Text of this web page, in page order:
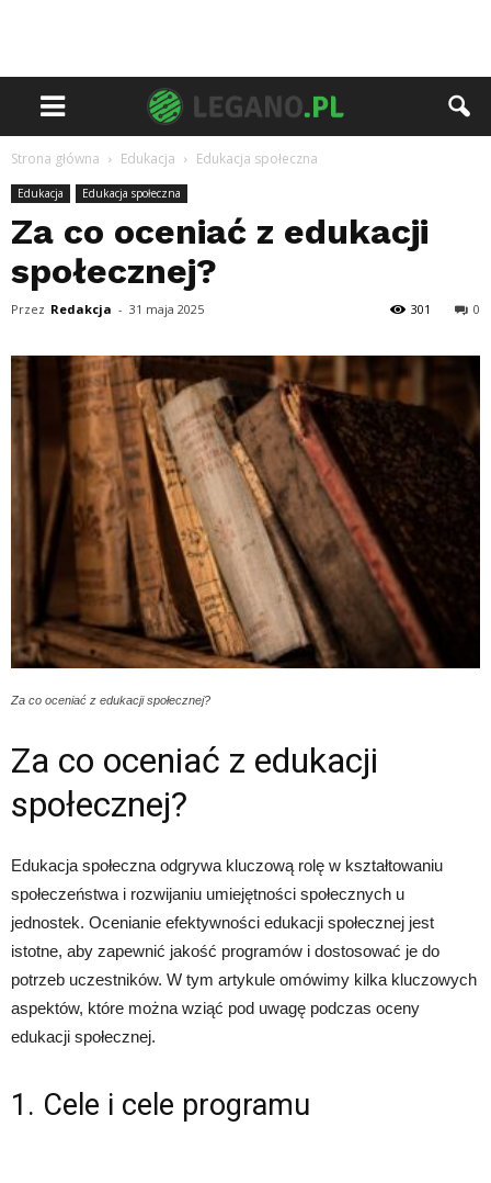
Strona główna Edukacja Edukacja społeczna
Edukacja Edukacja społeczna
Za co oceniać z edukacji
społecznej?
Przez Redakcja - 31 maja 2025 0
301
Za co oceniać z edukacji społecznej?
Za co oceniać z edukacji
społecznej?
Edukacja społeczna odgrywa kluczową rolę w kształtowaniu
społeczeństwa i rozwijaniu umiejętności społecznych u
jednostek. Ocenianie efektywności edukacji społecznej jest
istotne, aby zapewnić jakość programów i dostosować je do
potrzeb uczestników. W tym artykule omówimy kilka kluczowych
aspektów, które można wziąć pod uwagę podczas oceny
edukacji społecznej.
1. Cele i cele programu